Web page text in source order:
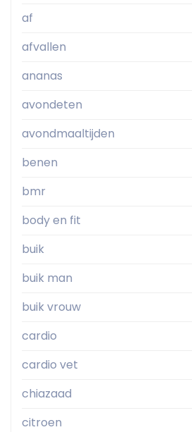
af
afvallen
ananas
avondeten
avondmaaltijden
benen
bmr
body en fit
buik
buik man
buik vrouw
cardio
cardio vet
chiazaad
citroen